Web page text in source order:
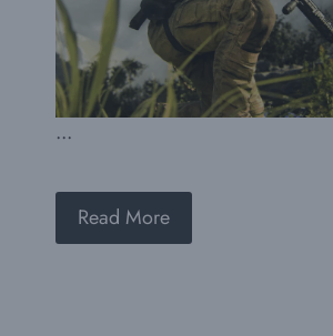
...
Read More